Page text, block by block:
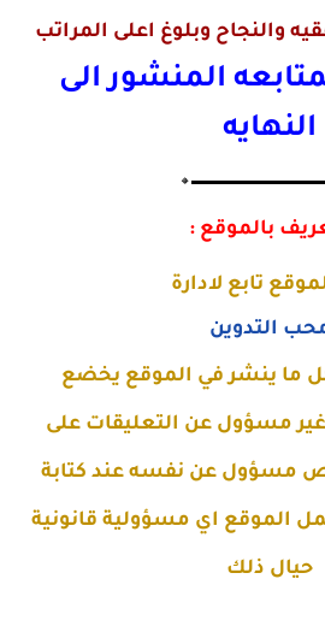
والنجاح وبلوغ اعلى المراتب
المنشور الى
النهايه
بالموقع :
تابع لادارة
التدوين
ما ينشر في الموقع يخضع
غير مسؤول عن التعليقات على
مسؤول عن نفسه عند كتابة
الموقع اي مسؤولية قانونية
حيال ذلك